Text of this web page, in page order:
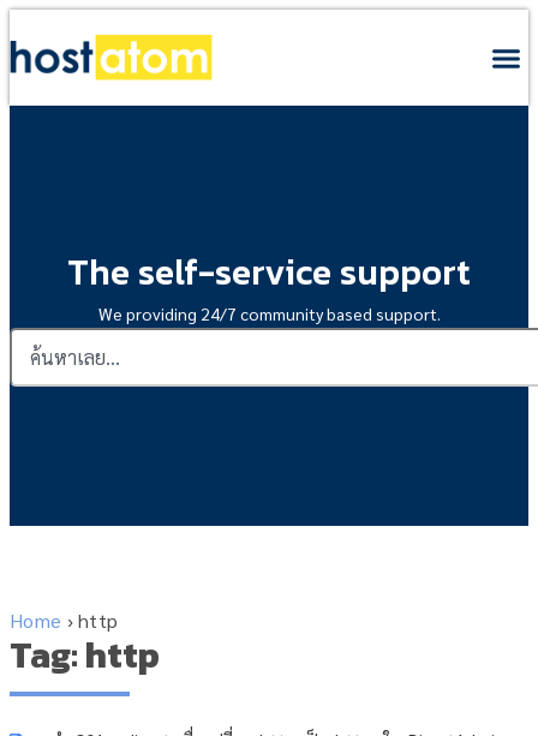
The self-service support
We providing 24/7 community based support.
Home ›http
Tag: http